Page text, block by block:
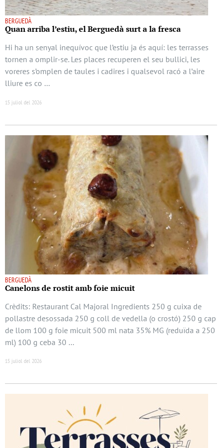
BERGUEDÀ
Quan arriba l’estiu, el Berguedà surt a la fresca
Hi ha un senyal inequívoc que l’estiu ja és aquí: les terrasses
tornen a omplir-se. Les places recuperen el seu bullici, les
voreres s’omplen de taules i cadires i qualsevol racó a l’aire
lliure es co …
15 juliol del 2026
BERGUEDÀ
Canelons de rostit amb foie micuit
Crèdits: Restaurant Cal Majoral Ingredients 250 g cuixa de
pollastre desossada 250 g coll de vedella (o crostó) 250 g cap
de llom 100 g foie micuit 500 ml nata 35% MG (reduïda a 250
ml) 100 g ceba 30 …
15 juliol del 2026